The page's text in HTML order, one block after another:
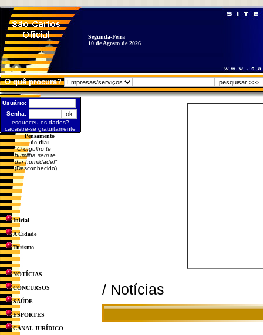
Segunda-Feira
10 de Agosto de 2026
O quê procura?
Usuário:
Senha:
esqueceu os dados?
cadastre-se gratuitamente
Pensamento
do dia:
"O orgulho te
humilha sem te
dar humildade!"
(Desconhecido)
Inicial
A Cidade
Turismo
NOTÍCIAS
CONCURSOS
SAÚDE
ESPORTES
CANAL JURÍDICO
/ Notícias